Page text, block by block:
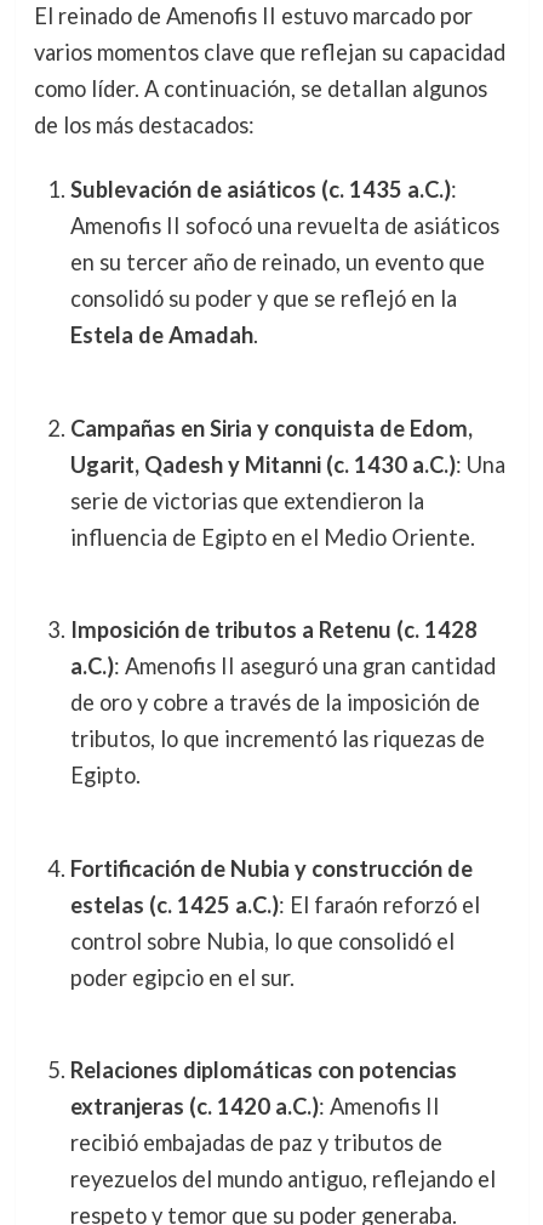
El reinado de Amenofis II estuvo marcado por
varios momentos clave que reflejan su capacidad
como líder. A continuación, se detallan algunos
de los más destacados:
Sublevación de asiáticos (c. 1435 a.C.):
Amenofis II sofocó una revuelta de asiáticos
en su tercer año de reinado, un evento que
consolidó su poder y que se reflejó en la
Estela de Amadah.
Campañas en Siria y conquista de Edom,
Ugarit, Qadesh y Mitanni (c. 1430 a.C.): Una
serie de victorias que extendieron la
influencia de Egipto en el Medio Oriente.
Imposición de tributos a Retenu (c. 1428
a.C.): Amenofis II aseguró una gran cantidad
de oro y cobre a través de la imposición de
tributos, lo que incrementó las riquezas de
Egipto.
Fortificación de Nubia y construcción de
estelas (c. 1425 a.C.): El faraón reforzó el
control sobre Nubia, lo que consolidó el
poder egipcio en el sur.
Relaciones diplomáticas con potencias
extranjeras (c. 1420 a.C.): Amenofis II
recibió embajadas de paz y tributos de
reyezuelos del mundo antiguo, reflejando el
respeto y temor que su poder generaba.